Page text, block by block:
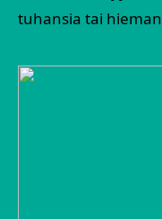
tuhansia tai